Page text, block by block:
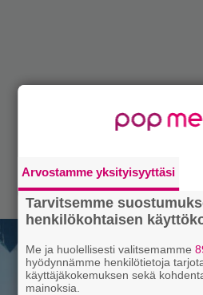
Arvostamme yksityisyyttäsi
Tarvitsemme
henkilökohtaisen
Me ja huolellisesti valitsemamme
hyödynnämme henkilötietoja
käyttäjäkokemuksen sekä
mainoksia.